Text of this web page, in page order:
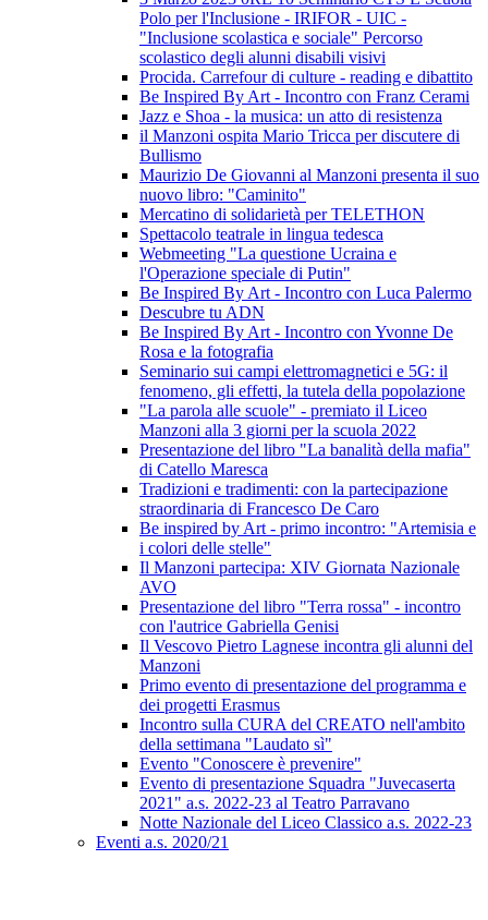
Polo per l'Inclusione - IRIFOR - UIC -
"Inclusione scolastica e sociale" Percorso
scolastico degli alunni disabili visivi
Procida. Carrefour di culture - reading e dibattito
Be Inspired By Art - Incontro con Franz Cerami
Jazz e Shoa - la musica: un atto di resistenza
il Manzoni ospita Mario Tricca per discutere di
Bullismo
Maurizio De Giovanni al Manzoni presenta il suo
nuovo libro: "Caminito"
Mercatino di solidarietà per TELETHON
Spettacolo teatrale in lingua tedesca
Webmeeting "La questione Ucraina e
l'Operazione speciale di Putin"
Be Inspired By Art - Incontro con Luca Palermo
Descubre tu ADN
Be Inspired By Art - Incontro con Yvonne De
Rosa e la fotografia
Seminario sui campi elettromagnetici e 5G: il
fenomeno, gli effetti, la tutela della popolazione
"La parola alle scuole" - premiato il Liceo
Manzoni alla 3 giorni per la scuola 2022
Presentazione del libro "La banalità della mafia"
di Catello Maresca
Tradizioni e tradimenti: con la partecipazione
straordinaria di Francesco De Caro
Be inspired by Art - primo incontro: "Artemisia e
i colori delle stelle"
Il Manzoni partecipa: XIV Giornata Nazionale
AVO
Presentazione del libro "Terra rossa" - incontro
con l'autrice Gabriella Genisi
Il Vescovo Pietro Lagnese incontra gli alunni del
Manzoni
Primo evento di presentazione del programma e
dei progetti Erasmus
Incontro sulla CURA del CREATO nell'ambito
della settimana "Laudato sì"
Evento "Conoscere è prevenire"
Evento di presentazione Squadra "Juvecaserta
2021" a.s. 2022-23 al Teatro Parravano
Notte Nazionale del Liceo Classico a.s. 2022-23
Eventi a.s. 2020/21